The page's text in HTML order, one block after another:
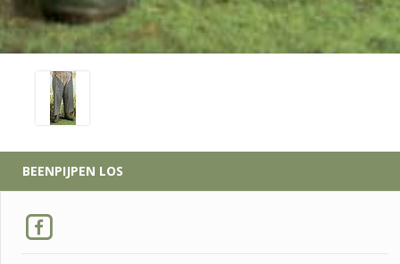
BEENPIJPEN LOS